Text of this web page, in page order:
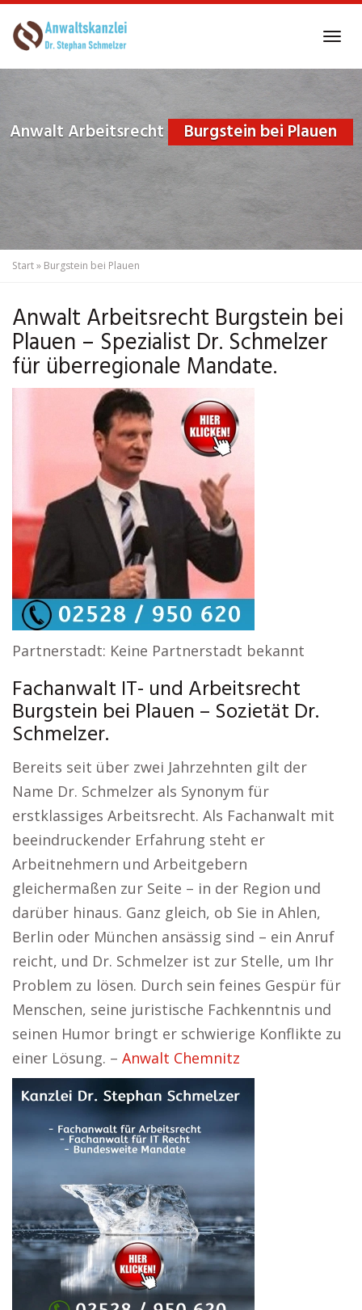
to
Anwalt Arbeitsrecht Burgstein bei Plauen
Start» Burgstein bei Plauen
Anwalt Arbeitsrecht Burgstein bei
Plauen – Spezialist Dr. Schmelzer
für überregionale Mandate.
Partnerstadt: Keine Partnerstadt bekannt
Fachanwalt IT- und Arbeitsrecht
Burgstein bei Plauen – Sozietät Dr.
Schmelzer.
Bereits seit über zwei Jahrzehnten gilt der
Name Dr. Schmelzer als Synonym für
erstklassiges Arbeitsrecht. Als Fachanwalt mit
beeindruckender Erfahrung steht er
Arbeitnehmern und Arbeitgebern
gleichermaßen zur Seite – in der Region und
darüber hinaus. Ganz gleich, ob Sie in Ahlen,
Berlin oder München ansässig sind – ein Anruf
reicht, und Dr. Schmelzer ist zur Stelle, um Ihr
Problem zu lösen. Durch sein feines Gespür für
Menschen, seine juristische Fachkenntnis und
seinen Humor bringt er schwierige Konflikte zu
einer Lösung. – Anwalt Chemnitz